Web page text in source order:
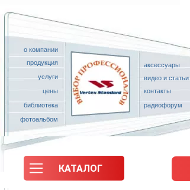
о компании
продукция
услуги
цены
библиотека
фотоальбом
аксессуары
видео и статьи
контакты
радиофорум
КАТАЛОГ